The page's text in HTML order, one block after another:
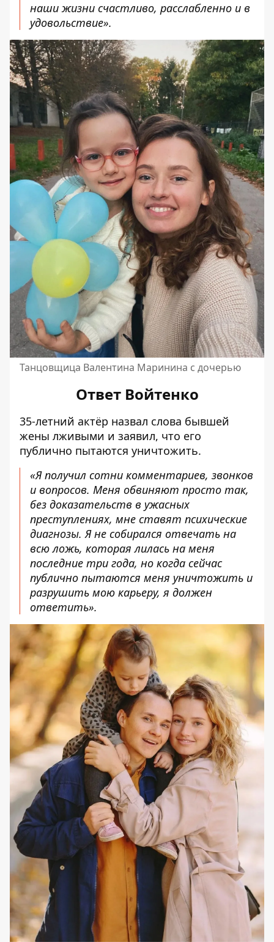
наши жизни счастливо, расслабленно и в
удовольствие».
Танцовщица Валентина Маринина с дочерью
Ответ Войтенко
35-летний актёр назвал слова бывшей
жены лживыми и заявил, что его
публично пытаются уничтожить.
«Я получил сотни комментариев, звонков
и вопросов. Меня обвиняют просто так,
без доказательств в ужасных
преступлениях, мне ставят психические
диагнозы. Я не собирался отвечать на
всю ложь, которая лилась на меня
последние три года, но когда сейчас
публично пытаются меня уничтожить и
разрушить мою карьеру, я должен
ответить».